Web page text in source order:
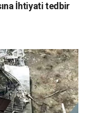
İhtiyati tedbir